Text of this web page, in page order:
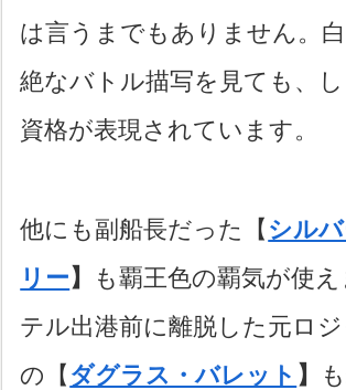
は言うまでもありません。
絶なバトル描写を見ても、
資格が表現されています。
他にも副船長だった【 シル
リー】
も覇王色の覇気が使
テル出港前に離脱した元ロジ
の【 ダグラス・バレット 】